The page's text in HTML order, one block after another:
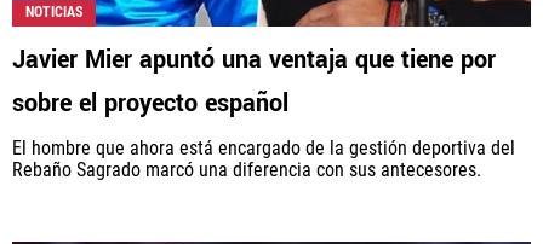
NOTICIAS
Javier Mier apuntó una ventaja que tiene por
sobre el proyecto español
El hombre que ahora está encargado de la gestión deportiva del
Rebaño Sagrado marcó una diferencia con sus antecesores.